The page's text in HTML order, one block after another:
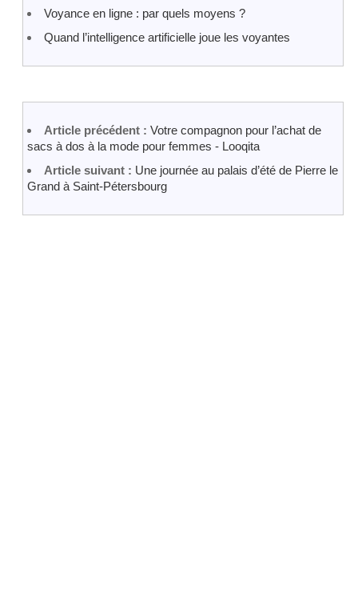
Voyance en ligne : par quels moyens ?
Quand l’intelligence artificielle joue les voyantes
Article précédent : Votre compagnon pour l’achat de
sacs à dos à la mode pour femmes - Looqita
Article suivant : Une journée au palais d’été de Pierre le
Grand à Saint-Pétersbourg